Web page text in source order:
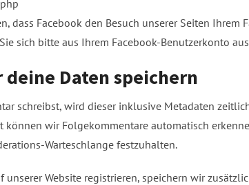
dass Facebook den Besuch unserer Seiten Ihrem
sich bitte aus Ihrem Facebook-Benutzerkonto
Daten speichern
schreibst, wird dieser inklusive Metadaten
können wir Folgekommentare automatisch
Warteschlange festzuhalten.
unserer Website registrieren, speichern wir